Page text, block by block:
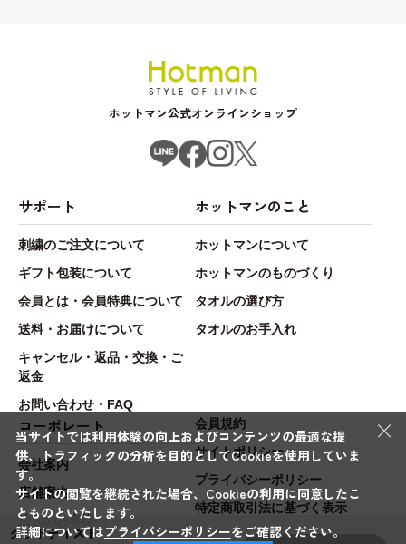
グッドテイスト
ホットマン公式オンラインショップ
サポート
刺繍のご注文について
ギフト包装について
会員とは・会員特典について
送料・お届けについて
キャンセル・返品・交換・ご
返金
お問い合わせ・FAQ
ホットマンのこと
ホットマンについて
ホットマンのものづくり
タオルの選び方
タオルのお手入れ
コーポレート
会社案内
店舗案内
法人のお客様へ
会員規約
サイトポリシー
プライバシーポリシー
特定商取引法に基づく表示
×
当サイトでは利用体験の向上およびコンテンツの最適な提
供、トラフィックの分析を目的としてCookieを使用していま
す。
サイトの閲覧を継続された場合、Cookieの利用に同意したこ
とものといたします。
詳細についてはプライバシーポリシーをご確認ください。